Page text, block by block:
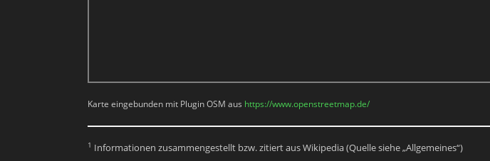
Karte eingebunden mit Plugin OSM aus https://www.openstreetmap.de/
1 Informationen zusammengestellt bzw. zitiert aus Wikipedia (Quelle siehe „Allgemeines“)